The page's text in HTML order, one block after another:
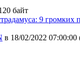
байт
9 громких
в 18/02/2022 07:00:00